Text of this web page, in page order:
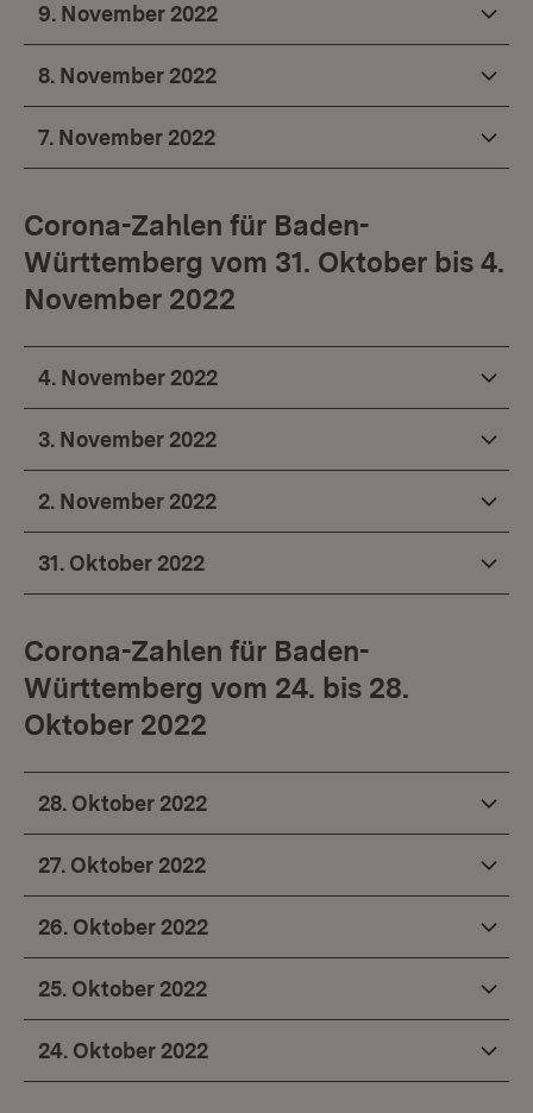
9. November 2022
8. November 2022
7. November 2022
Corona-Zahlen für Baden-
Württemberg vom 31. Oktober bis 4.
November 2022
4. November 2022
3. November 2022
2. November 2022
31. Oktober 2022
Corona-Zahlen für Baden-
Württemberg vom 24. bis 28.
Oktober 2022
28. Oktober 2022
27. Oktober 2022
26. Oktober 2022
25. Oktober 2022
24. Oktober 2022